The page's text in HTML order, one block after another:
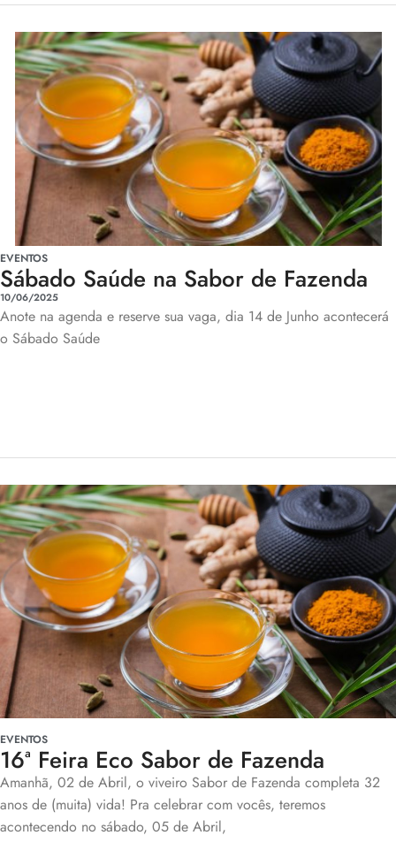
EVENTOS
Sábado Saúde na Sabor de Fazenda
10/06/2025
Anote na agenda e reserve sua vaga, dia 14 de Junho acontecerá
o Sábado Saúde
EVENTOS
16ª Feira Eco Sabor de Fazenda
Amanhã, 02 de Abril, o viveiro Sabor de Fazenda completa 32
anos de (muita) vida! Pra celebrar com vocês, teremos
acontecendo no sábado, 05 de Abril,